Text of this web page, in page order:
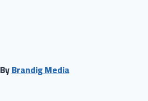
ByBrandig Media